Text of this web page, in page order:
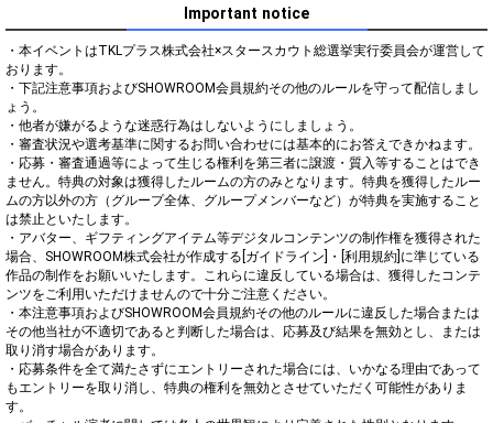
Important notice
・本イベントはTKLプラス株式会社×スタースカウト総選挙実行委員会が運営して
おります。
・下記注意事項およびSHOWROOM会員規約その他のルールを守って配信しまし
ょう。
・他者が嫌がるような迷惑行為はしないようにしましょう。
・審査状況や選考基準に関するお問い合わせには基本的にお答えできかねます。
・応募・審査通過等によって生じる権利を第三者に譲渡・質入等することはでき
ません。特典の対象は獲得したルームの方のみとなります。特典を獲得したルー
ムの方以外の方（グループ全体、グループメンバーなど）が特典を実施すること
は禁止といたします。
・アバター、ギフティングアイテム等デジタルコンテンツの制作権を獲得された
場合、SHOWROOM株式会社が作成する[ガイドライン]・[利用規約]に準じている
作品の制作をお願いいたします。これらに違反している場合は、獲得したコンテ
ンツをご利用いただけませんので十分ご注意ください。
・本注意事項およびSHOWROOM会員規約その他のルールに違反した場合または
その他当社が不適切であると判断した場合は、応募及び結果を無効とし、または
取り消す場合があります。
・応募条件を全て満たさずにエントリーされた場合には、いかなる理由であって
もエントリーを取り消し、特典の権利を無効とさせていただく可能性がありま
す。